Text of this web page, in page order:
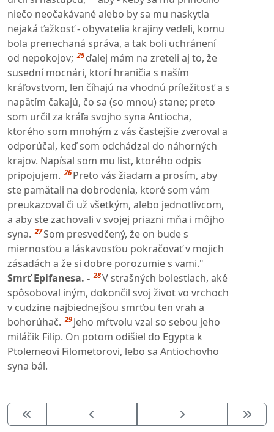
niečo neočakávané alebo by sa mu naskytla
nejaká ťažkosť - obyvatelia krajiny vedeli, komu
bola prenechaná správa, a tak boli uchránení
od nepokojov; 25 ďalej mám na zreteli aj to, že
susední mocnári, ktorí hraničia s naším
kráľovstvom, len číhajú na vhodnú príležitosť a s
napätím čakajú, čo sa (so mnou) stane; preto
som určil za kráľa svojho syna Antiocha,
ktorého som mnohým z vás častejšie zveroval a
odporúčal, keď som odchádzal do náhorných
krajov. Napísal som mu list, ktorého odpis
pripojujem. 26 Preto vás žiadam a prosím, aby
ste pamätali na dobrodenia, ktoré som vám
preukazoval či už všetkým, alebo jednotlivcom,
a aby ste zachovali v svojej priazni mňa i môjho
syna. 27Som presvedčený, že on bude s
miernosťou a láskavosťou pokračovať v mojich
zásadách a že si dobre porozumie s vami."
Smrť Epifanesa. - 28V strašných bolestiach, aké
spôsoboval iným, dokončil svoj život vo vrchoch
v cudzine najbiednejšou smrťou ten vrah a
bohorúhač. 29 Jeho mŕtvolu vzal so sebou jeho
miláčik Filip. On potom odišiel do Egypta k
Ptolemeovi Filometorovi, lebo sa Antiochovho
syna bál.